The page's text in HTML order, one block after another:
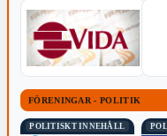
FÖRENINGAR - POLITIK
POLITISKT INNEHÅLL